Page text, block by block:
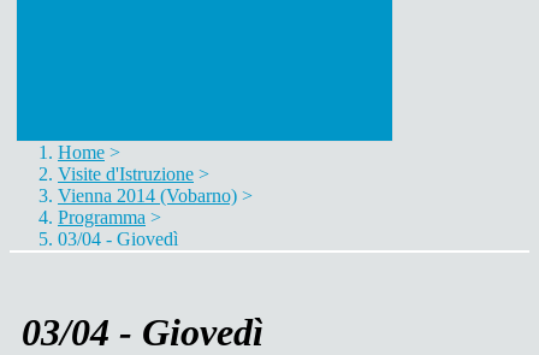
Home >
Visite d'Istruzione >
Vienna 2014 (Vobarno) >
Programma >
03/04 - Giovedì
03/04 - Giovedì